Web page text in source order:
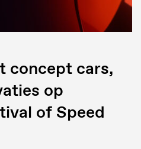
concept cars,
op
of Speed